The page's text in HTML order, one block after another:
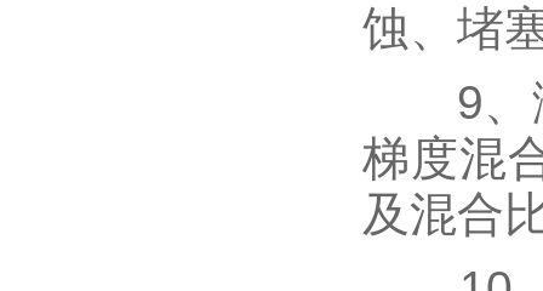
蚀、堵
9、溶
梯度混
及混合